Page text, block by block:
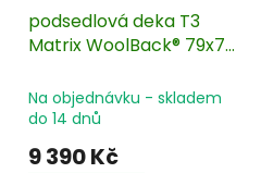
podsedlová deka T3
Matrix WoolBack® 79x76
Na objednávku - skladem
do 14 dnů
9 390 Kč